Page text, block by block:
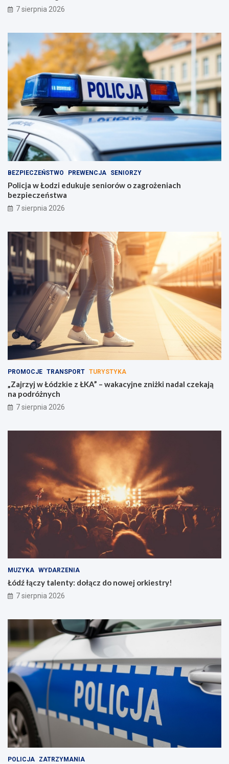
7 sierpnia 2026
BEZPIECZEŃSTWO PREWENCJA SENIORZY
Policja w Łodzi edukuje seniorów o zagrożeniach
bezpieczeństwa
7 sierpnia 2026
PROMOCJE TRANSPORT TURYSTYKA
„Zajrzyj w Łódzkie z ŁKA” – wakacyjne zniżki nadal czekają
na podróżnych
7 sierpnia 2026
MUZYKA WYDARZENIA
Łódź łączy talenty: dołącz do nowej orkiestry!
7 sierpnia 2026
POLICJA ZATRZYMANIA